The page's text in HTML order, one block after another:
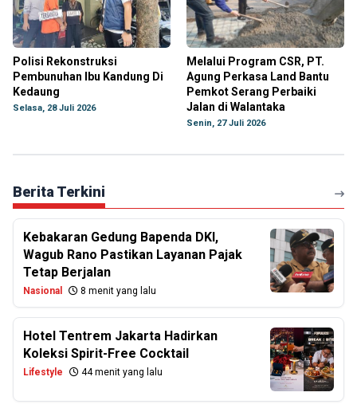
Polisi Rekonstruksi
Pembunuhan Ibu Kandung Di
Kedaung
Selasa, 28 Juli 2026
Melalui Program CSR, PT.
Agung Perkasa Land Bantu
Pemkot Serang Perbaiki
Jalan di Walantaka
Senin, 27 Juli 2026
Berita Terkini
Kebakaran Gedung Bapenda DKI,
Wagub Rano Pastikan Layanan Pajak
Tetap Berjalan
Nasional 8 menit yang lalu
Hotel Tentrem Jakarta Hadirkan
Koleksi Spirit-Free Cocktail
Lifestyle 44 menit yang lalu